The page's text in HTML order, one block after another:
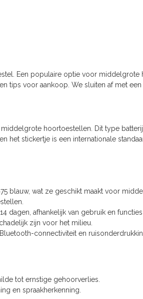
Een populaire optie voor
tips voor aankoop. We sluiten af met
hoortoestellen. Dit type
stickertje is een internationale
blauw, wat ze geschikt maakt voor
afhankelijk van gebruik en functies
zijn voor het milieu.
connectiviteit en
tot ernstige gehoorverlies.
en spraakherkenning.